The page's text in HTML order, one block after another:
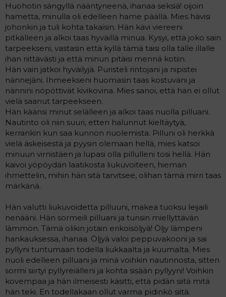
Huohotin sängyllä nääntyneenä, ihanaa seksiä! oijoin
hametta, minulla oli edelleen hame päällä. Mies hävisi
johonkin ja tuli kohta takaisin. Hän kävi viereeni
pitkälleen ja alkoi taas hyväillä minua. Kysyi, että joko sain
tarpeekseni, vastasin että kyllä tämä taisi olla tälle illalle
ihan riittävästi ja että minun pitäisi mennä kotiin.
Hän vain jatkoi hyväilyjä. Puristeli rintojani ja nipistei
nännejäni. Ihmeekseni huomasin taas kostuvani ja
nännini nöpöttivät kivikovina. Mies sanoi, että hän ei ollut
vielä saanut tarpeekseen.
Hän käänsi minut selälleen ja alkoi taas nuolla pilluani.
Nautinto oli niin suuri, etten halunnut kieltäytyä,
kerrankin kun saa kunnon nuolemista. Pilluni oli herkkä
vielä äskeisestä ja pyysin olemaan hellä, mies katsoi
minuun virnistäen ja lupasi olla pillulleni tosi hellä. Hän
kaivoi yöpöydän laatikosta liukuvoiteen, hieman
ihmettelin, mihin hän sitä tarvitsee, olihan tämä mirri taas
märkänä.
Hän valutti liukuvoidetta pilluuni, makea tuoksu leijaili
nenääni. Hän sormeili pilluani ja tunsin miellyttävän
lämmön. Tämä olikin jotain erikoisöljyä! Öljy lämpeni
hankauksessa, ihanaa. Öljyä valoi peppuvakooni ja sai
pyllyni tuntumaan todella liukkaalta ja kuumalta. Mies
nuoli edelleen pilluani ja minä voihkin nautinnosta, sitten
sormi siirtyi pyllyreiälleni ja kohta sisään pyllyyni! Voihkin
kovempaa ja hän ilmeisesti käsitti, että pidän siitä mitä
hän teki. En todellakaan ollut varma pidinkö siitä.